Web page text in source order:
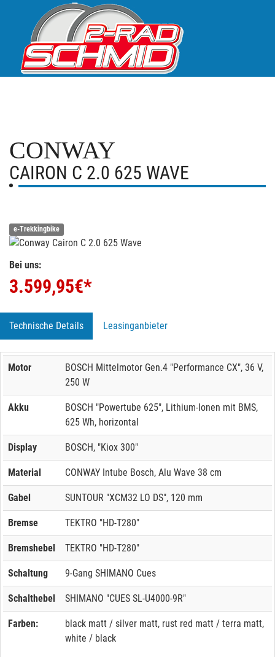
CONWAY
CAIRON C 2.0 625 WAVE
e-Trekkingbike
Bei uns:
3.599,95€*
Technische Details Leasinganbieter
Motor
BOSCH Mittelmotor Gen.4 "Performance CX", 36 V,
250 W
Akku
BOSCH "Powertube 625", Lithium-Ionen mit BMS,
625 Wh, horizontal
Display BOSCH, "Kiox 300"
Material CONWAY Intube Bosch, Alu Wave 38 cm
Gabel SUNTOUR "XCM32 LO DS", 120 mm
Bremse TEKTRO "HD-T280"
Bremshebel TEKTRO "HD-T280"
Schaltung 9-Gang SHIMANO Cues
Schalthebel SHIMANO "CUES SL-U4000-9R"
Farben:
black matt / silver matt, rust red matt / terra matt,
white / black